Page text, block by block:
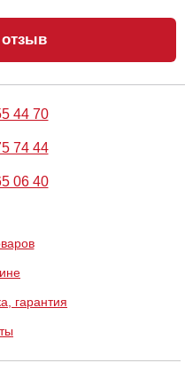
Бондажная
Pleasure Tape
432
кольцо
44 70
74 44
06 40
гарантия